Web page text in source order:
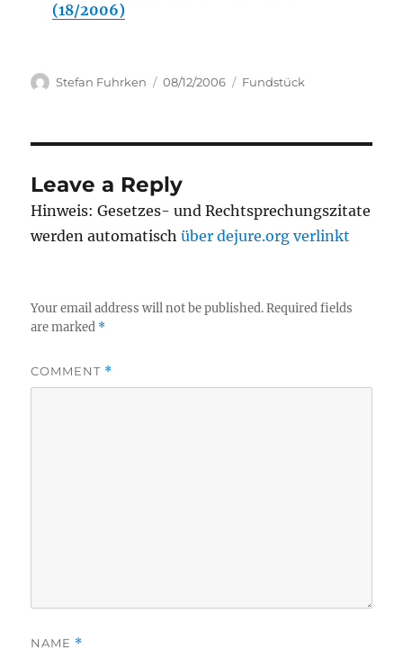
(18/2006)
Author
Stefan Fuhrken
Posted
08/12/2006 Categories
Fundstück
Leave a Reply
Hinweis: Gesetzes- und Rechtsprechungszitate
werden automatischüber dejure.org verlinkt
Your email address will not be published. Required fields
are marked *
COMMENT *
NAME *